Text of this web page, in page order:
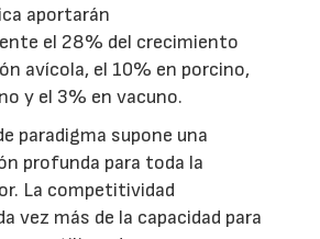
aportarán
el 28% del crecimiento
avícola, el 10% en porcino,
y el 3% en vacuno.
paradigma supone una
profunda para toda la
La competitividad
vez más de la capacidad para